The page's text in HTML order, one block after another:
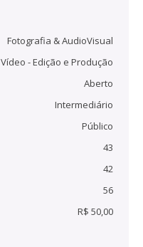
Fotografia & AudioVisual
Vídeo - Edição e Produção
Aberto
Intermediário
Público
43
42
56
R$ 50,00